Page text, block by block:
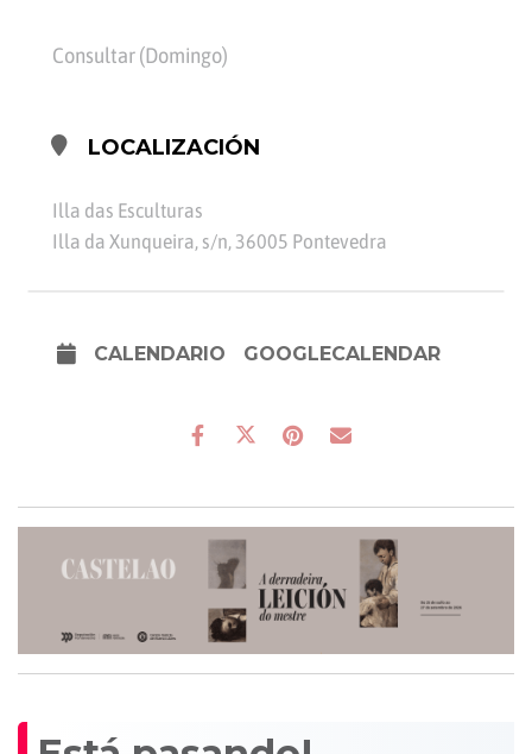
Consultar (Domingo)
LOCALIZACIÓN
Illa das Esculturas
Illa da Xunqueira, s/n, 36005 Pontevedra
CALENDARIO GOOGLECALENDAR